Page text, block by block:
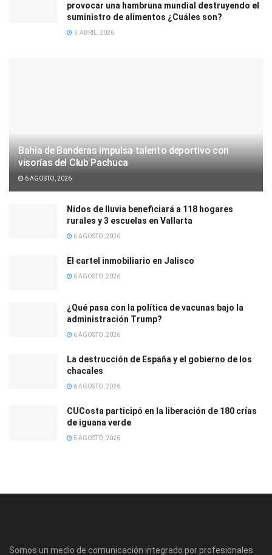
provocar una hambruna mundial destruyendo el
suministro de alimentos ¿Cuáles son?
3 ABRIL, 2026
Bahía de Banderas impulsa talento deportivo con
visorías del Club Pachuca
6 AGOSTO, 2026
Nidos de lluvia beneficiará a 118 hogares
rurales y 3 escuelas en Vallarta
6 AGOSTO, 2026
El cartel inmobiliario en Jalisco
6 AGOSTO, 2026
¿Qué pasa con la política de vacunas bajo la
administración Trump?
6 AGOSTO, 2026
La destrucción de España y el gobierno de los
chacales
6 AGOSTO, 2026
CUCosta participó en la liberación de 180 crías
de iguana verde
5 AGOSTO, 2026
Somos un medio de comunicación integrado por profesionales